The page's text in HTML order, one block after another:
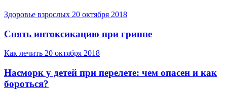
Здоровье взрослых 20 октября 2018
Снять интоксикацию при гриппе
Как лечить 20 октября 2018
Насморк у детей при перелете: чем опасен и как
бороться?